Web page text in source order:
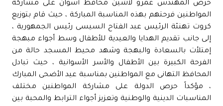
حرص المهندس عمرو لاشين محافظ أسوان على مشاركة
المواطنين فرحتهم بهذه المناسبة المباركة ، حيث قام بتوزيع
كروت تهنئة الرئيس عبد الفتاح السيسى رئيس الجمهورية ،
إلى جانب تقديم الهدايا والعيدية للأطفال وسط أجواء مبهجة
إمتلأت بالسعادة والبهجة وشهد محيط المسجد حالة من
الفرحة الكبيرة بين الأطفال والأسر الأسوانية ، حيث تبادل
المحافظ التهانى مع المواطنين بمناسبة عيد الأضحى المبارك
، مؤكداً حرص الدولة على مشاركة المواطنين مختلف
المناسبات الدينية والوطنية وتعزيز أجواء الترابط والمحبة بين